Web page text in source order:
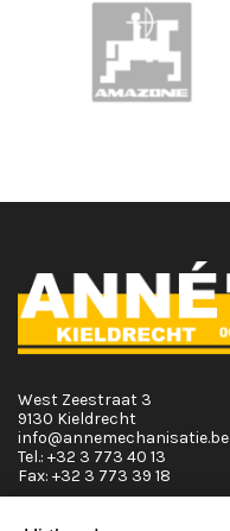
West Zeestraat 3
9130 Kieldrecht
info@annemechanisatie.be
Tel.: +32 3 773 40 13
Fax: +32 3 773 39 18